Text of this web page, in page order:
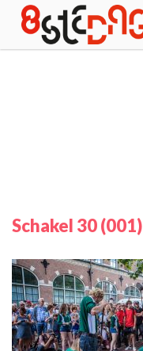
Schakel 30 (001)